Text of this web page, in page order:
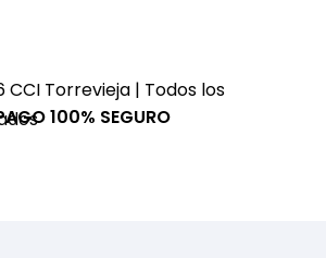
Torrevieja | Todos los
100% SEGURO